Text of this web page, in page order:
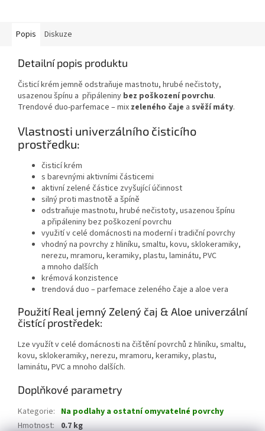
Popis Diskuze
Detailní popis produktu
Čisticí krém jemně odstraňuje mastnotu, hrubé nečistoty,
usazenou špínu a připáleniny bez poškození povrchu.
Trendové duo-parfemace – mix zeleného čaje a svěží máty.
Vlastnosti univerzálního čisticího
prostředku:
čisticí krém
s barevnými aktivními částicemi
aktivní zelené částice zvyšující účinnost
silný proti mastnotě a špíně
odstraňuje mastnotu, hrubé nečistoty, usazenou špínu
a připáleniny bez poškození povrchu
využití v celé domácnosti na moderní i tradiční povrchy
vhodný na povrchy z hliníku, smaltu, kovu, sklokeramiky,
nerezu, mramoru, keramiky, plastu, laminátu, PVC
a mnoho dalších
krémová konzistence
trendová duo – parfemace zeleného čaje a aloe vera
Použití Real jemný Zelený čaj & Aloe univerzální
čistící prostředek:
Lze využít v celé domácnosti na čištění povrchů z hliníku, smaltu,
kovu, sklokeramiky, nerezu, mramoru, keramiky, plastu,
laminátu, PVC a mnoho dalších.
Doplňkové parametry
Kategorie: Na podlahy a ostatní omyvatelné povrchy
Hmotnost: 0.7 kg